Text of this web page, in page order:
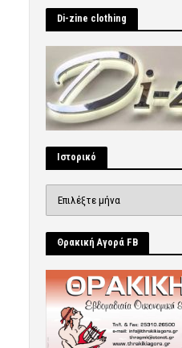
Di-zine clothing
Ιστορικό
Θρακική Αγορά FB